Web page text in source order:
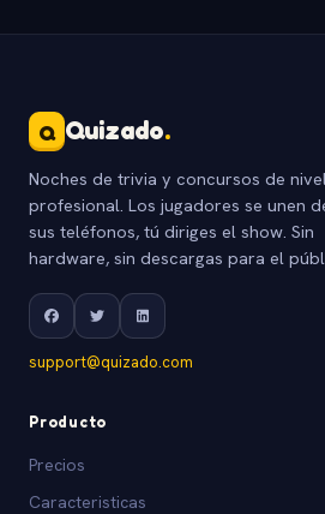
Q Quizado.
Noches de trivia y concursos de
profesional. Los jugadores se unen
sus teléfonos, tú diriges el show. Sin
hardware, sin descargas para el
support@quizado.com
Producto
Precios
Caracteristicas